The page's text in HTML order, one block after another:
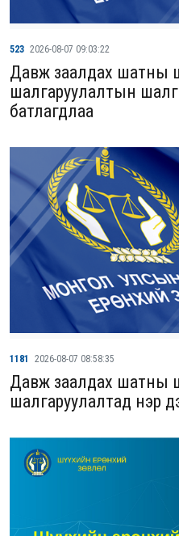
523 2026-08-07 09:03:22
Давж заалдах шатны
шалгаруулалтын
батлагдлаа
1181 2026-08-07 08:58:35
Давж заалдах шатны
шалгаруулалтад нэр